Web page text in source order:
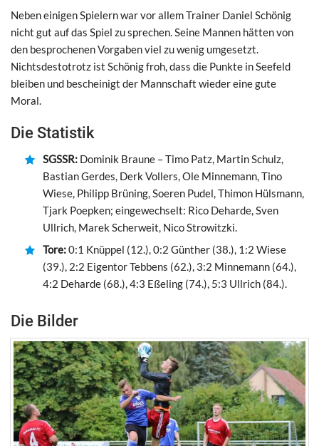
Neben einigen Spielern war vor allem Trainer Daniel Schönig
nicht gut auf das Spiel zu sprechen. Seine Mannen hätten von
den besprochenen Vorgaben viel zu wenig umgesetzt.
Nichtsdestotrotz ist Schönig froh, dass die Punkte in Seefeld
bleiben und bescheinigt der Mannschaft wieder eine gute
Moral.
Die Statistik
SGSSR: Dominik Braune – Timo Patz, Martin Schulz,
Bastian Gerdes, Derk Vollers, Ole Minnemann, Tino
Wiese, Philipp Brüning, Soeren Pudel, Thimon Hülsmann,
Tjark Poepken; eingewechselt: Rico Deharde, Sven
Ullrich, Marek Scherweit, Nico Strowitzki.
Tore:0:1 Knüppel (12.), 0:2 Günther (38.), 1:2 Wiese
(39.), 2:2 Eigentor Tebbens (62.), 3:2 Minnemann (64.),
4:2 Deharde (68.), 4:3 Eßeling (74.), 5:3 Ullrich (84.).
Die Bilder